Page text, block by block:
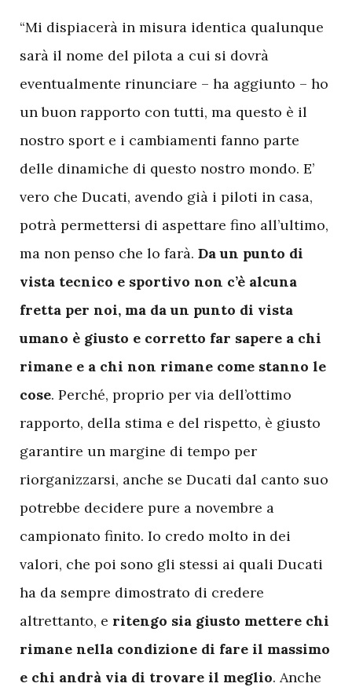
“Mi dispiacerà in misura identica qualunque
sarà il nome del pilota a cui si dovrà
eventualmente rinunciare – ha aggiunto – ho
un buon rapporto con tutti, ma questo è il
nostro sport e i cambiamenti fanno parte
delle dinamiche di questo nostro mondo. E’
vero che Ducati, avendo già i piloti in casa,
potrà permettersi di aspettare fino all’ultimo,
ma non penso che lo farà. Da un punto di
vista tecnico e sportivo non c’è alcuna
fretta per noi, ma da un punto di vista
umano è giusto e corretto far sapere a chi
rimane e a chi non rimane come stanno le
cose. Perché, proprio per via dell’ottimo
rapporto, della stima e del rispetto, è giusto
garantire un margine di tempo per
riorganizzarsi, anche se Ducati dal canto suo
potrebbe decidere pure a novembre a
campionato finito. Io credo molto in dei
valori, che poi sono gli stessi ai quali Ducati
ha da sempre dimostrato di credere
altrettanto, e ritengo sia giusto mettere chi
rimane nella condizione di fare il massimo
e chi andrà via di trovare il meglio. Anche